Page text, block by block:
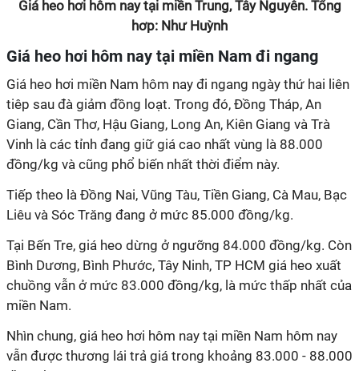
Giá heo hơi hôm nay tại miền Trung, Tây Nguyên. Tổng
hơp: Như Huỳnh
Giá heo hơi hôm nay tại miền Nam đi ngang
Giá heo hơi miền Nam hôm nay đi ngang ngày thứ hai liên
tiêp sau đà giảm đồng loạt. Trong đó, Đồng Tháp, An
Giang, Cần Thơ, Hậu Giang, Long An, Kiên Giang và Trà
Vinh là các tỉnh đang giữ giá cao nhất vùng là 88.000
đồng/kg và cũng phổ biến nhất thời điểm này.
Tiếp theo là Đồng Nai, Vũng Tàu, Tiền Giang, Cà Mau, Bạc
Liêu và Sóc Trăng đang ở mức 85.000 đồng/kg.
Tại Bến Tre, giá heo dừng ở ngưỡng 84.000 đồng/kg. Còn
Bình Dương, Bình Phước, Tây Ninh, TP HCM giá heo xuất
chuồng vẫn ở mức 83.000 đồng/kg, là mức thấp nhất của
miền Nam.
Nhìn chung, giá heo hơi hôm nay tại miền Nam hôm nay
vẫn được thương lái trả giá trong khoảng 83.000 - 88.000